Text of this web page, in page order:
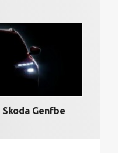
Genfbe